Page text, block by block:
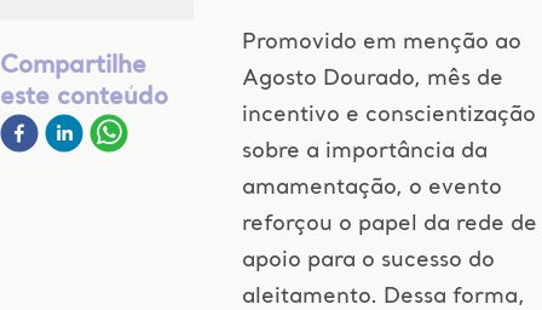
Compartilhe
este conteúdo
Promovido em menção ao
Agosto Dourado, mês de
incentivo e conscientização
sobre a importância da
amamentação, o evento
reforçou o papel da rede de
apoio para o sucesso do
aleitamento. Dessa forma,